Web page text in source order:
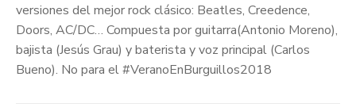
versiones del mejor rock clásico: Beatles, Creedence,
Doors, AC/DC… Compuesta por guitarra(Antonio Moreno),
bajista (Jesús Grau) y baterista y voz principal (Carlos
Bueno). No para el #VeranoEnBurguillos2018